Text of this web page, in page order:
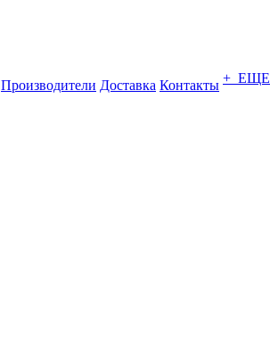
Производители Доставка Контакты + ЕЩЕ